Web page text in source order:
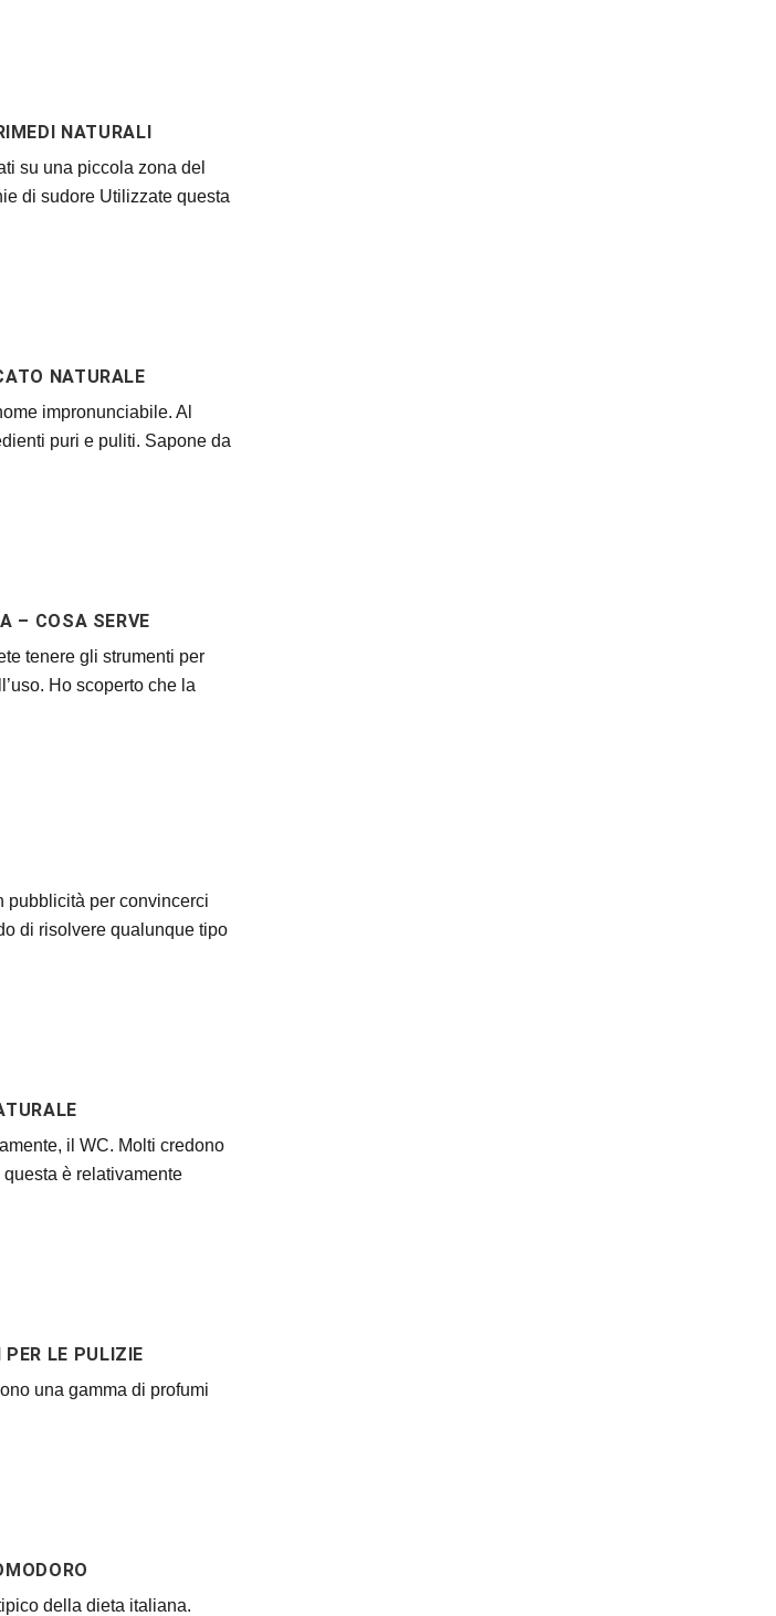
NATURALI
su una piccola zona del
di sudore Utilizzate questa
NATURALE
impronunciabile. Al
puri e puliti. Sapone da
– COSA SERVE
tenere gli strumenti per
Ho scoperto che la
pubblicità per convincerci
di risolvere qualunque tipo
il WC. Molti credono
è relativamente
PER LE PULIZIE
una gamma di profumi
della dieta italiana.